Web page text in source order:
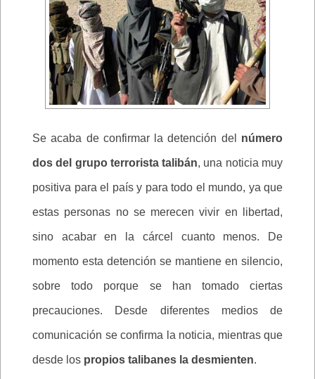
Se acaba de confirmar la detención del número
dos del grupo terrorista talibán, una noticia muy
positiva para el país y para todo el mundo, ya que
estas personas no se merecen vivir en libertad,
sino acabar en la cárcel cuanto menos. De
momento esta detención se mantiene en silencio,
sobre todo porque se han tomado ciertas
precauciones. Desde diferentes medios de
comunicación se confirma la noticia, mientras que
desde los propios talibanes la desmienten.